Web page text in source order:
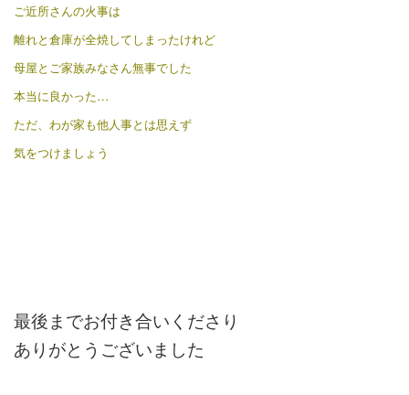
ご近所さんの火事は
離れと倉庫が全焼してしまったけれど
母屋とご家族みなさん無事でした
本当に良かった…
ただ、わが家も他人事とは思えず
気をつけましょう
最後までお付き合いくださり
ありがとうございました